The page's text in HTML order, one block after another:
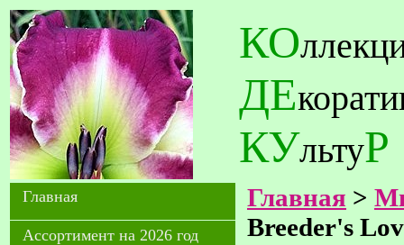
КО
ДЕ
КУльтуР
Главная
Ассортимент на 2026 год
Главная >
Breeder's